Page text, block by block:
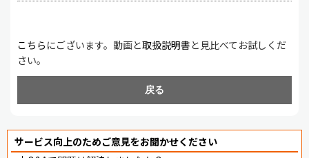
こちら にございます。動画と取扱説明書と見比べてお試しくだ
さい。
戻る
サービス向上のためご意見をお聞かせください